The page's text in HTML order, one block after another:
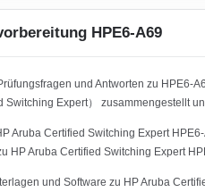
HPE6-A69
und Antworten zu HPE6-
Switching Expert） zusammengestellt
Aruba Certified Switching Expert
HP Aruba Certified Switching Expert
und Software zu HP Aruba